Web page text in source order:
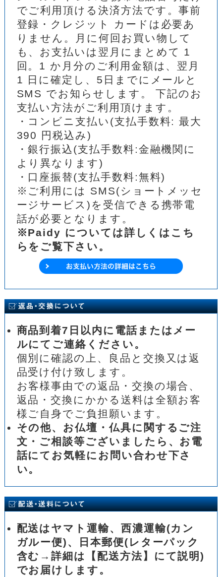
でご利用頂ける決済方法です。事前
登録・クレジット カードは必要あ
りません。月に何回お買い物して
も、お支払いは翌月にまとめて 1
回。1 か月分のご利用金額は、翌月
1 日に確定し、5日までにメールと
SMS でお知らせします。 下記のお
支払い方法がご利用頂けます。
・コンビニ支払い(支払手数料: 最大
390 円税込み)
・銀行振込(支払手数料:金融機関に
より異なります)
・口座振替(支払手数料:無料)
※ご利用には SMS(ショートメッセ
ージサービス)を受信できる携帯電
話が必要となります。
※Paidy については詳しくはこち
らをご覧下さい。
商品到着7日以内に電話またはメー
ルにてご連絡ください。
個別に確認の上、良品と交換又は返
品受け付け致します。
お客様事由での返品・交換の場合、
返品・交換にかかる送料は全額お客
様ご自身でご負担願います。
その他、お仏壇・仏具に関するご注
文・ご相談等ございましたら、お電
話にてお気軽にお問い合わせ下さ
い。
配送はヤマト運輸、西濃運輸(カン
ガルー便)、日本郵便(レターパック
含む→詳細は【配送方法】にて説明)
でお届けします。